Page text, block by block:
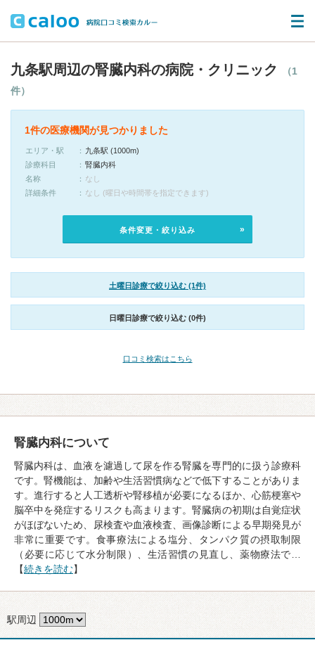
九条駅周辺の腎臓内科の病院・クリニック
（1
件）
1件の医療機関が見つかりました
エリア・駅
九条駅 (1000m)
診療科目
腎臓内科
名称
なし
詳細条件
なし (曜日や時間帯を指定できます)
条件変更・絞り込み
土曜日診療で絞り込む (1件)
日曜日診療で絞り込む (0件)
口コミ検索はこちら
腎臓内科について
腎臓内科は、血液を濾過して尿を作る腎臓を専門的に扱う診療科
です。腎機能は、加齢や生活習慣病などで低下することがありま
す。進行すると人工透析や腎移植が必要になるほか、心筋梗塞や
脳卒中を発症するリスクも高まります。腎臓病の初期は自覚症状
がほぼないため、尿検査や血液検査、画像診断による早期発見が
非常に重要です。食事療法による塩分、タンパク質の摂取制限
（必要に応じて水分制限）、生活習慣の見直し、薬物療法で…
【続きを読む】
駅周辺